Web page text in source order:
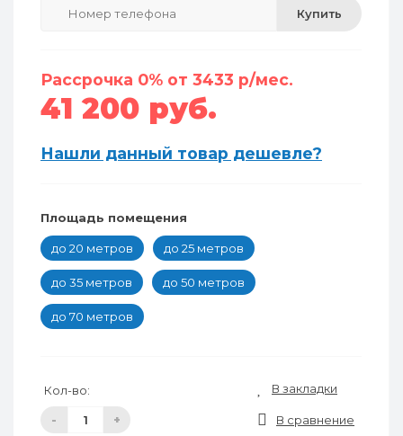
Купить
Рассрочка 0% от 3433 р/мес.
41 200 руб.
Нашли данный товар дешевле?
Площадь помещения
до 20 метров до 25 метров
до 35 метров до 50 метров
до 70 метров
Кол-во:
- +
В закладки
В сравнение